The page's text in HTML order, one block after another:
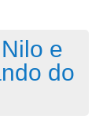
e
do